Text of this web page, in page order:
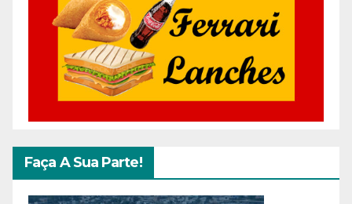
Faça A Sua Parte!